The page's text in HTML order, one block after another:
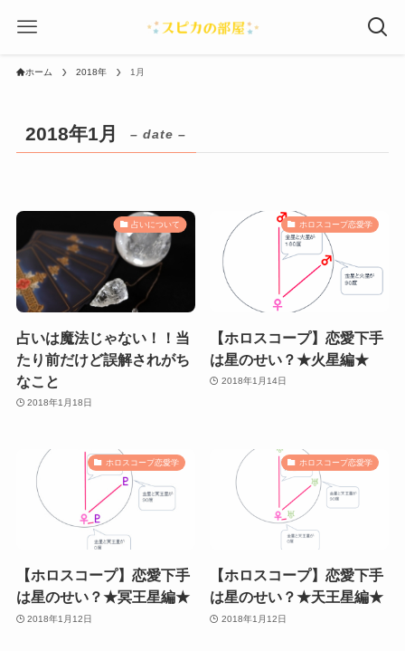
ホーム 2018年 1月
2018年1月 – date –
占いについて
占いは魔法じゃない！！当
たり前だけど誤解されがち
なこと
2018年1月18日
ホロスコープ恋愛学
【ホロスコープ】恋愛下手
は星のせい？★火星編★
2018年1月14日
ホロスコープ恋愛学
【ホロスコープ】恋愛下手
は星のせい？★冥王星編★
2018年1月12日
ホロスコープ恋愛学
【ホロスコープ】恋愛下手
は星のせい？★天王星編★
2018年1月12日